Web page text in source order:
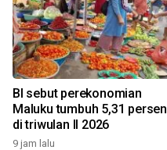
BI sebut perekonomian
Maluku tumbuh 5,31 persen
di triwulan II 2026
9 jam lalu